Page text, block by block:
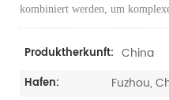
kombiniert werden, um
Produktherkunft: China
Hafen: Fuzhou,